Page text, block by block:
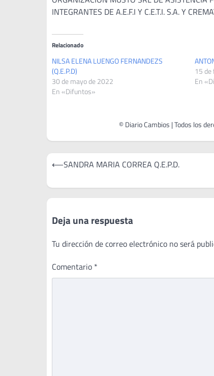
INTEGRANTES DE A.E.F.I Y C.E.T.I. S.A. Y
Relacionado
NILSA ELENA LUENGO FERNANDEZS
(Q.E.P.D)
30 de mayo de 2022
En «Difuntos»
15
En
Navegación
entradas
⟵SANDRA MARIA CORREA Q.E.P.D.
Deja una respuesta
Tu dirección de correo electrónico no será
Comentario *